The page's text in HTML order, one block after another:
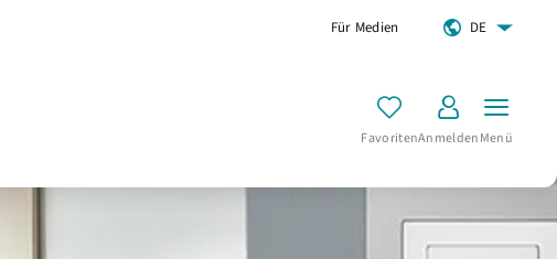
Für Medien DE
FavoritenAnmeldenMenü